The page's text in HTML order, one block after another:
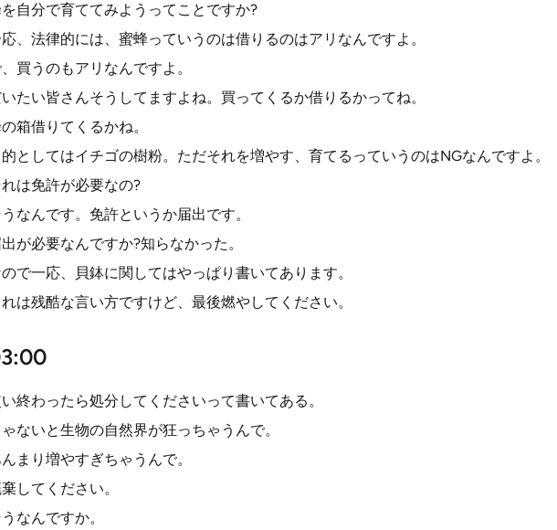
自分で育ててみようってことですか?
、法律的には、蜜蜂っていうのは借りるのはアリなんですよ。
買うのもアリなんですよ。
たい皆さんそうしてますよね。買ってくるか借りるかってね。
箱借りてくるかね。
的としてはイチゴの樹粉。ただそれを増やす、育てるっていうのはNGなんですよ。
は免許が必要なの?
なんです。免許というか届出です。
が必要なんですか?知らなかった。
で一応、貝鉢に関してはやっぱり書いてあります。
れは残酷な言い方ですけど、最後燃やしてください。
終わったら処分してくださいって書いてある。
ゃないと生物の自然界が狂っちゃうんで。
まり増やすぎちゃうんで。
してください。
なんですか。